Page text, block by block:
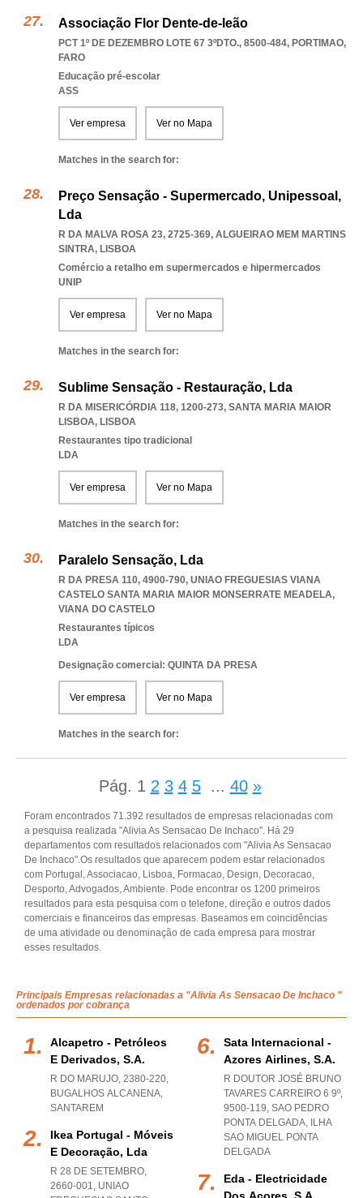
Associação Flor Dente-de-leão
PCT 1º DE DEZEMBRO LOTE 67 3ºDTO., 8500-484, PORTIMAO,
FARO
Educação pré-escolar
ASS
Ver empresa Ver no Mapa
Matches in the search for:
Preço Sensação - Supermercado, Unipessoal,
Lda
R DA MALVA ROSA 23, 2725-369, ALGUEIRAO MEM MARTINS
SINTRA, LISBOA
Comércio a retalho em supermercados e hipermercados
UNIP
Ver empresa Ver no Mapa
Matches in the search for:
Sublime Sensação - Restauração, Lda
R DA MISERICÓRDIA 118, 1200-273, SANTA MARIA MAIOR
LISBOA, LISBOA
Restaurantes tipo tradicional
LDA
Ver empresa Ver no Mapa
Matches in the search for:
Paralelo Sensação, Lda
R DA PRESA 110, 4900-790, UNIAO FREGUESIAS VIANA
CASTELO SANTA MARIA MAIOR MONSERRATE MEADELA,
VIANA DO CASTELO
Restaurantes típicos
LDA
Designação comercial: QUINTA DA PRESA
Ver empresa Ver no Mapa
Matches in the search for:
Pág. 1 2 3 4 5 ... 40 »
Foram encontrados 71.392 resultados de empresas relacionadas com
a pesquisa realizada "Alivia As Sensacao De Inchaco". Há 29
departamentos com resultados relacionados com "Alivia As Sensacao
De Inchaco".Os resultados que aparecem podem estar relacionados
com Portugal, Associacao, Lisboa, Formacao, Design, Decoracao,
Desporto, Advogados, Ambiente. Pode encontrar os 1200 primeiros
resultados para esta pesquisa com o telefone, direção e outros dados
comerciais e financeiros das empresas. Baseamos em coincidências
de uma atividade ou denominação de cada empresa para mostrar
esses resultados.
Principais Empresas relacionadas a "Alivia As Sensacao De Inchaco "
ordenados por cobrança
Alcapetro - Petróleos
E Derivados, S.a.
R DO MARUJO, 2380-220,
BUGALHOS ALCANENA,
SANTAREM
Ikea Portugal - Móveis
E Decoração, Lda
R 28 DE SETEMBRO,
2660-001, UNIAO
Sata Internacional -
Azores Airlines, S.a.
R DOUTOR JOSÉ BRUNO
TAVARES CARREIRO 6 9º,
9500-119, SAO PEDRO
PONTA DELGADA, ILHA
SAO MIGUEL PONTA
DELGADA
Eda - Electricidade